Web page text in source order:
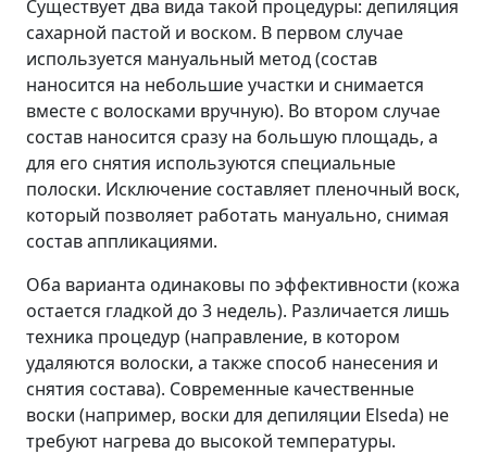
Существует два вида такой процедуры: депиляция
сахарной пастой и воском. В первом случае
используется мануальный метод (состав
наносится на небольшие участки и снимается
вместе с волосками вручную). Во втором случае
состав наносится сразу на большую площадь, а
для его снятия используются специальные
полоски. Исключение составляет пленочный воск,
который позволяет работать мануально, снимая
состав аппликациями.
Оба варианта одинаковы по эффективности (кожа
остается гладкой до 3 недель). Различается лишь
техника процедур (направление, в котором
удаляются волоски, а также способ нанесения и
снятия состава). Современные качественные
воски (например, воски для депиляции Elseda) не
требуют нагрева до высокой температуры.